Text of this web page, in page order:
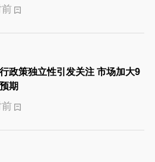
策独立性引发关注 市场加大9
期